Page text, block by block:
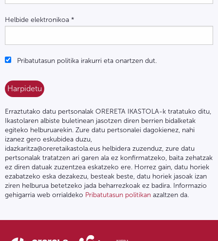
Helbide elektronikoa *
Pribatutasun politika irakurri eta onartzen dut.
Erraztutako datu pertsonalak ORERETA IKASTOLA-k tratatuko ditu,
Ikastolaren albiste buletinean jasotzen diren berrien bidalketak
egiteko helburuarekin. Zure datu pertsonalei dagokienez, nahi
izanez gero eskubidea duzu,
idazkaritza@oreretaikastola.eus helbidera zuzenduz, zure datu
pertsonalak tratatzen ari garen ala ez konfirmatzeko, baita zehatzak
ez diren datuak zuzentzea eskatzeko ere. Horrez gain, datu horiek
ezabatzeko eska dezakezu, besteak beste, datu horiek jasoak izan
ziren helburua betetzeko jada beharrezkoak ez badira. Informazio
gehigarria web orrialdeko Pribatutasun politikan azaltzen da.